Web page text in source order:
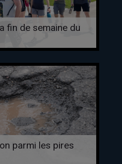
fin de semaine du
parmi les pires